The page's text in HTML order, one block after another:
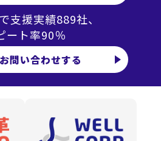
支援実績889社、
ート率90％
問い合わせする
LOAD
ロードしていただけます。